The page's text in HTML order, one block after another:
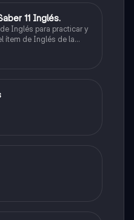
11 Inglés.
Inglés para practicar y
ítem de Inglés de la